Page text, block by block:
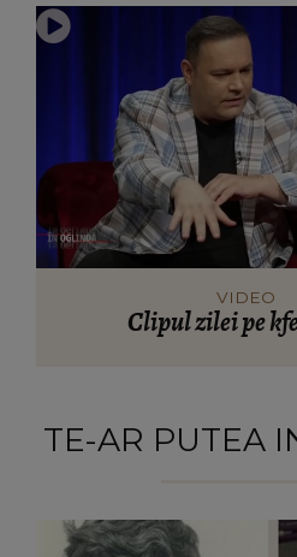
VIDEO
Clipul zilei pe
TE-AR PUTEA